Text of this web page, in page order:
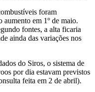
foram
em 1º de maio.
fontes, a alta ficaria
ainda das variações nos
do Siros, o sistema de
por dia estavam previstos
feita em 2 de abril).